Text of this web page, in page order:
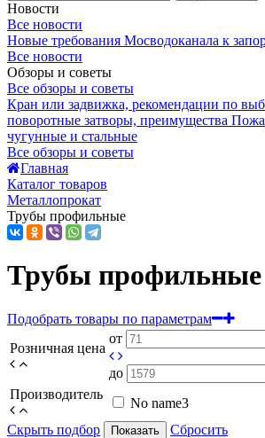
Новости
Все новости
Новые требования Мосводоканала к
Все новости
Обзоры и советы
Все обзоры и советы
Кран или задвижка, рекомендации по
поворотные затворы, преимущества
чугунные и стальные
Все обзоры и советы
Главная
Каталог товаров
Металлопрокат
Трубы профильные
Трубы профильные
Подобрать товары по параметрам
Розничная цена
от
до
Производитель
No name3
Скрыть подбор
Показать
Сбросить